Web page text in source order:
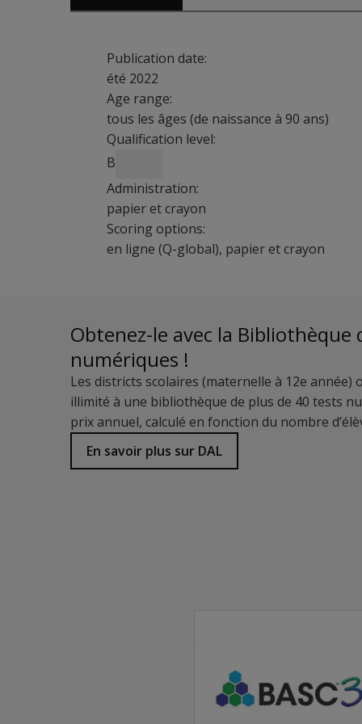
Publication date:
été 2022
Age range:
tous les âges (de naissance à 90 ans)
Qualification level:
B
Administration:
papier et crayon
Scoring options:
en ligne (Q-global), papier et crayon
Les psychologues et autres professionnels
Avantages :
Concordance des échelles avec les trois
Accès à des caractéristiques améliorées, y
Utilisation aux fins de diagnostic, de
Adaptation à l'objectif, au moyen de
Caractéristiques :
Tous les formulaires du Vineland–3 CDN-F
Déficiences intellectuelles et
Exemple de rapport Q-global du Vineland-3
Obtenez-le avec la Bibliothèque
numériques !
Les districts scolaires (maternelle à 12e année)
illimité à une bibliothèque de plus de 40 tests
prix annuel, calculé en fonction du nombre
En savoir plus sur DAL